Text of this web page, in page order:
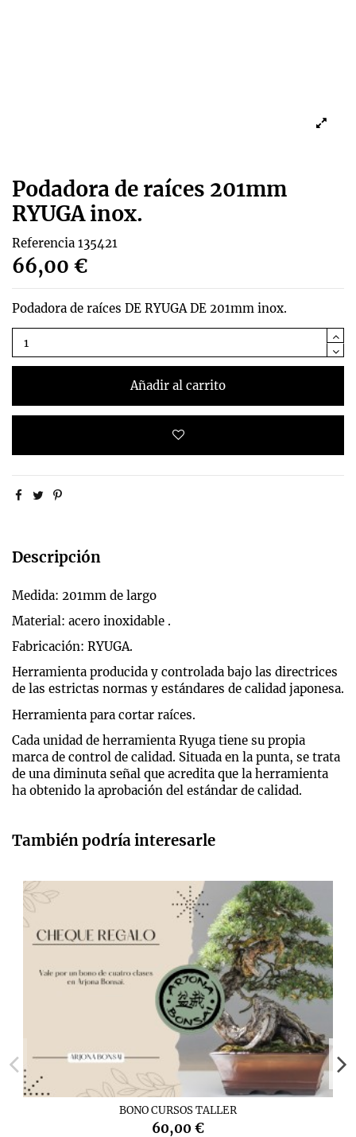
Podadora de raíces 201mm
RYUGA inox.
Referencia 135421
66,00 €
Podadora de raíces DE RYUGA DE 201mm inox.
Añadir al carrito
Descripción
Medida: 201mm de largo
Material: acero inoxidable .
Fabricación: RYUGA.
Herramienta producida y controlada bajo las directrices
de las estrictas normas y estándares de calidad japonesa.
Herramienta para cortar raíces.
Cada unidad de herramienta Ryuga tiene su propia
marca de control de calidad. Situada en la punta, se trata
de una diminuta señal que acredita que la herramienta
ha obtenido la aprobación del estándar de calidad.
También podría interesarle
BONO CURSOS TALLER
60,00 €